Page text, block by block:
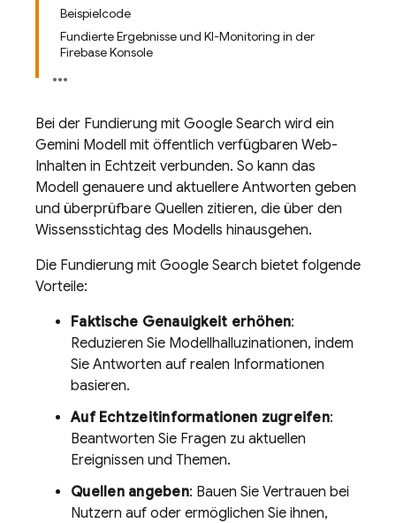
Beispielcode
Fundierte Ergebnisse und KI-Monitoring in der
Firebase Konsole
Bei der Fundierung mit Google Search wird ein
Gemini Modell mit öffentlich verfügbaren Web-
Inhalten in Echtzeit verbunden. So kann das
Modell genauere und aktuellere Antworten geben
und überprüfbare Quellen zitieren, die über den
Wissensstichtag des Modells hinausgehen.
Die Fundierung mit Google Search bietet folgende
Vorteile:
Faktische Genauigkeit erhöhen:
Reduzieren Sie Modellhalluzinationen, indem
Sie Antworten auf realen Informationen
basieren.
Auf Echtzeitinformationen zugreifen:
Beantworten Sie Fragen zu aktuellen
Ereignissen und Themen.
Quellen angeben: Bauen Sie Vertrauen bei
Nutzern auf oder ermöglichen Sie ihnen,